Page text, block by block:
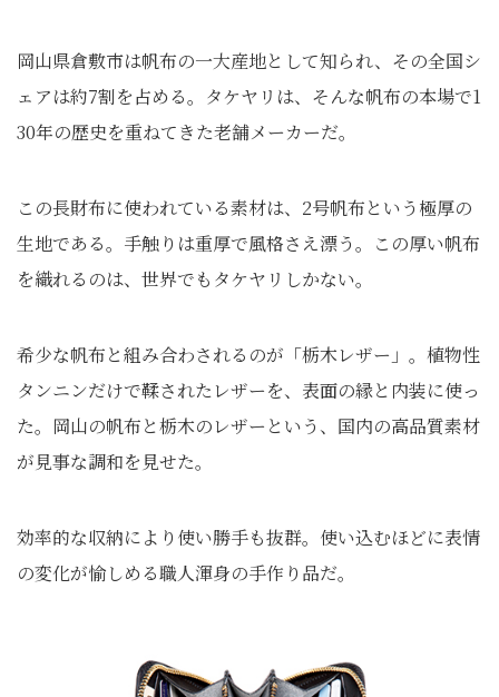
岡山県倉敷市は帆布の一大産地として知られ、その全国シ
ェアは約7割を占める。タケヤリは、そんな帆布の本場で1
30年の歴史を重ねてきた老舗メーカーだ。
この長財布に使われている素材は、2号帆布という極厚の
生地である。手触りは重厚で風格さえ漂う。この厚い帆布
を織れるのは、世界でもタケヤリしかない。
希少な帆布と組み合わされるのが「栃木レザー」。植物性
タンニンだけで鞣されたレザーを、表面の縁と内装に使っ
た。岡山の帆布と栃木のレザーという、国内の高品質素材
が見事な調和を見せた。
効率的な収納により使い勝手も抜群。使い込むほどに表情
の変化が愉しめる職人渾身の手作り品だ。